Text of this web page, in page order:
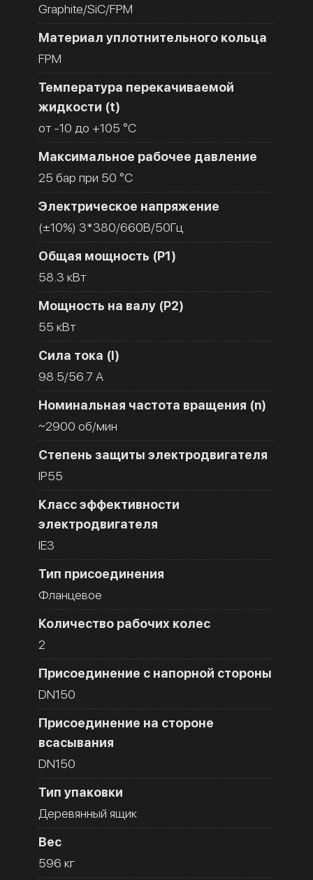
Graphite/SiC/FPM
Материал уплотнительного кольца
FPM
Температура перекачиваемой
жидкости (t)
от -10 до +105 °C
Максимальное рабочее давление
25 бар при 50 °C
Электрическое напряжение
(±10%) 3*380/660В/50Гц
Общая мощность (Р1)
58.3 кВт
Мощность на валу (Р2)
55 кВт
Сила тока (I)
98.5/56.7 A
Номинальная частота вращения (n)
~2900 об/мин
Степень защиты электродвигателя
IP55
Класс эффективности
электродвигателя
IE3
Тип присоединения
Фланцевое
Количество рабочих колес
2
Присоединение с напорной стороны
DN150
Присоединение на стороне
всасывания
DN150
Тип упаковки
Деревянный ящик
Вес
596 кг